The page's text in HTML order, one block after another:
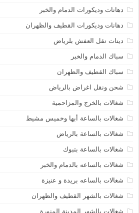
دهانات وديكورات الدمام والخبر
دهانات وديكورات القطيف والظهران
دينات نقل العفش بلرياض
سباك الدمام والخبر
سباك القطيف والظهران
شحن ونقل اغراض بالرياض
شغالات بالخرج والمزاحمية
شغالات بالساعة أبها وخميس مشيط
شغالات بالساعة بالرياض
شغالات بالساعة بتبوك
شغالات بالساعه بالدمام والخبر
شغالات بالساعه بريدة و عنيزة
شغالات بالشهر القطيف والظهران
شغالات بالشهر المدينة المنورة